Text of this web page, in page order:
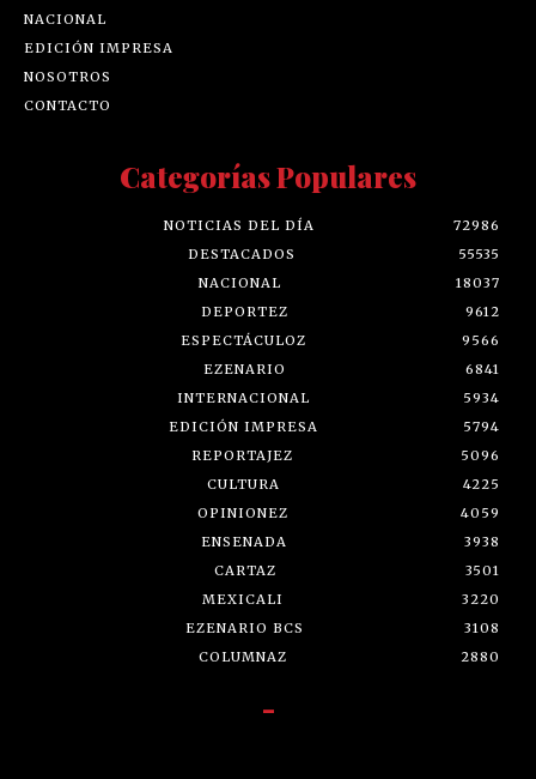
NACIONAL
EDICIÓN IMPRESA
NOSOTROS
CONTACTO
Categorías Populares
NOTICIAS DEL DÍA
72986
DESTACADOS
55535
NACIONAL
18037
DEPORTEZ
9612
ESPECTÁCULOZ
9566
EZENARIO
6841
INTERNACIONAL
5934
EDICIÓN IMPRESA
5794
REPORTAJEZ
5096
CULTURA
4225
OPINIONEZ
4059
ENSENADA
3938
CARTAZ
3501
MEXICALI
3220
EZENARIO BCS
3108
COLUMNAZ
2880
-